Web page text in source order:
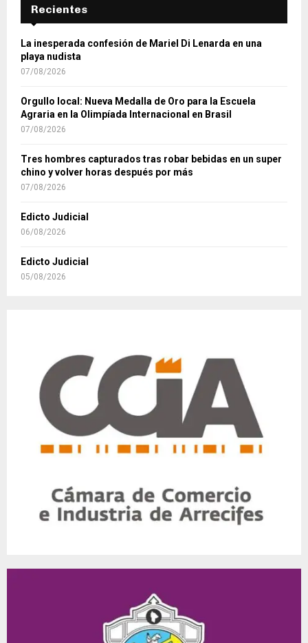
Recientes
La inesperada confesión de Mariel Di Lenarda en una
playa nudista
07/08/2026
Orgullo local: Nueva Medalla de Oro para la Escuela
Agraria en la Olimpíada Internacional en Brasil
07/08/2026
Tres hombres capturados tras robar bebidas en un super
chino y volver horas después por más
07/08/2026
Edicto Judicial
06/08/2026
Edicto Judicial
05/08/2026